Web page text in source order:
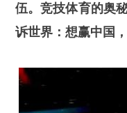
伍。竞技体育的奥
诉世界：想赢中国